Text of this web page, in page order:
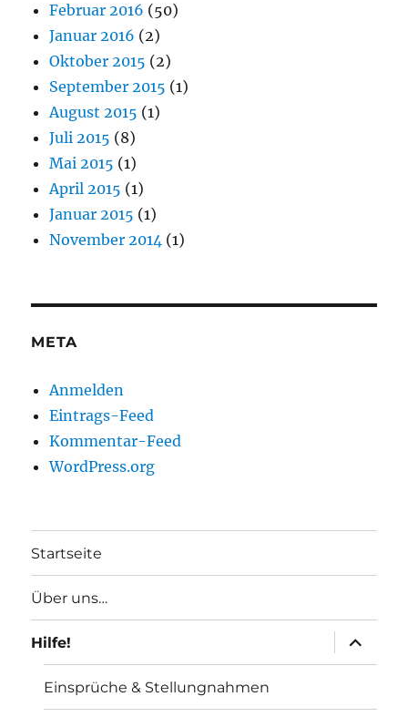
Februar 2016 (50)
Januar 2016 (2)
Oktober 2015 (2)
September 2015 (1)
August 2015 (1)
Juli 2015 (8)
Mai 2015 (1)
April 2015 (1)
Januar 2015 (1)
November 2014 (1)
META
Anmelden
Eintrags-Feed
Kommentar-Feed
WordPress.org
Startseite
Über uns…
Hilfe!
anzeigen
Einsprüche & Stellungnahmen